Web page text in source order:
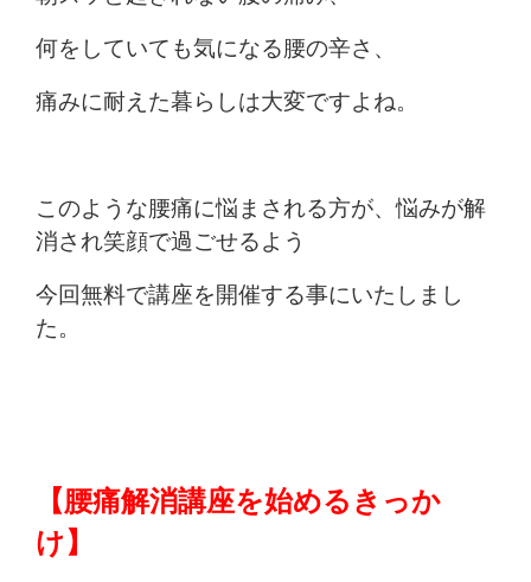
何をしていても気になる腰の辛さ、
痛みに耐えた暮らしは大変ですよね。
このような腰痛に悩まされる方が、悩みが解
消され笑顔で過ごせるよう
今回無料で講座を開催する事にいたしまし
た。
【腰痛解消講座を始めるきっか
け】